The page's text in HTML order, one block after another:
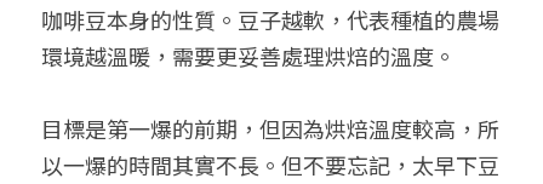
咖啡豆本身的性質。豆子越軟，代表種植的農場
環境越溫暖，需要更妥善處理烘焙的溫度。
目標是第一爆的前期，但因為烘焙溫度較高，所
以一爆的時間其實不長。但不要忘記，太早下豆